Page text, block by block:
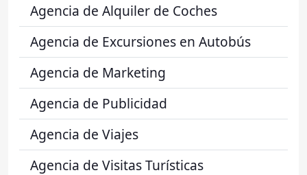
Agencia de Alquiler de Coches
Agencia de Excursiones en Autobús
Agencia de Marketing
Agencia de Publicidad
Agencia de Viajes
Agencia de Visitas Turísticas